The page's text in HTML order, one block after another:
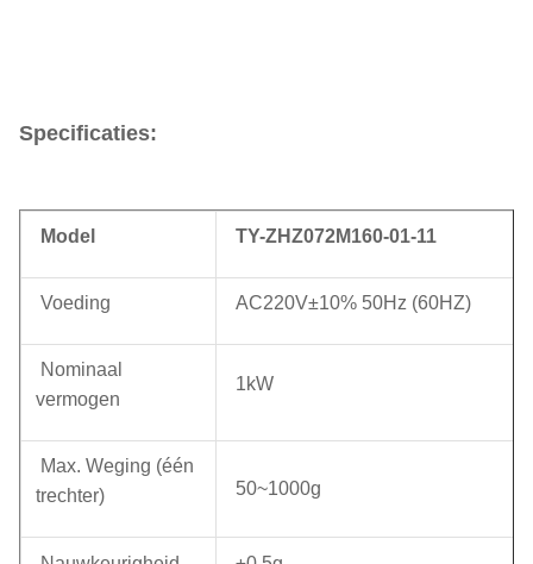
Specificaties:
Model TY-ZHZ072M160-01-11
Voeding AC220V±10% 50Hz (60HZ)
Nominaal
vermogen
1kW
Max. Weging (één
trechter)
50~1000g